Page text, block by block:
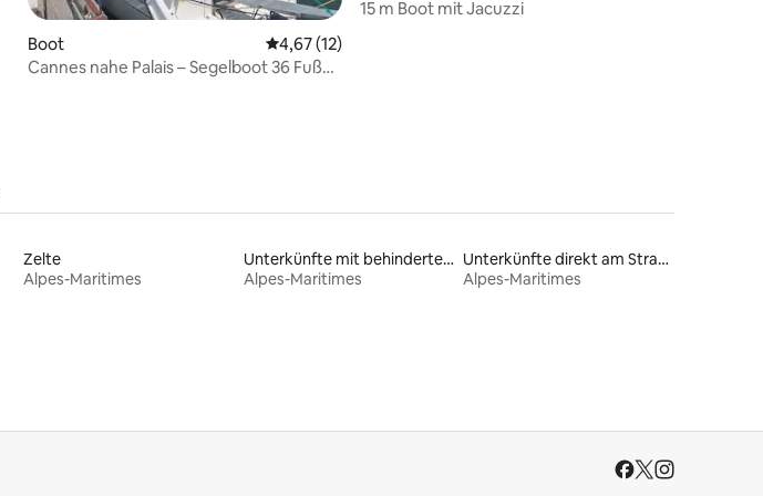
Boot Durchschnittliche Bewertung: 4,67 von 5, 12 Bewertungen
4,67 (12)
Cannes nahe Palais – Segelboot 36 Fuß
15 m Boot mit Jacuzzi
Zelte
Alpes-Maritimes
Unterkünfte mit behindertengerechtem Bett
Alpes-Maritimes
Unterkünfte direkt am Strand
Alpes-Maritimes